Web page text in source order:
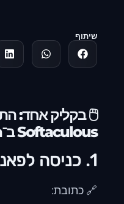
שיתוף
🖱️ בקליק אחד:
Softaculous ב־DirectAdmin
1. כניסה לפאנל DirectAdmin
🔗 כתובת: